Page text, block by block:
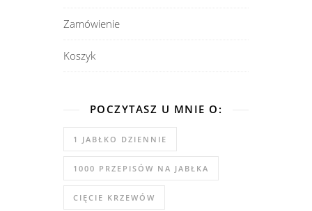
Zamówienie
Koszyk
POCZYTASZ U MNIE O:
1 JABŁKO DZIENNIE
1000 PRZEPISÓW NA JABŁKA
CIĘCIE KRZEWÓW